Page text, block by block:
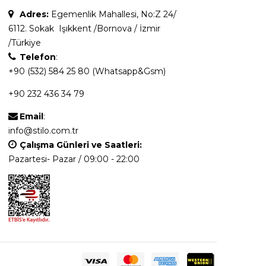
Lütfen Satın alma İle ilgili bu açıklamada
sorularınız varsa bizimle iletişime geçmekten
çekinmeyin ;
Eposta : info@ayakkabitutkusu.com
Whatsaap&Tel : +90 532 584 25 80
Adres: Egemenlik Mahallesi, No:Z 24/
6112. Sokak Işıkkent /Bornova / İzmir
/Türkiye
Telefon:
+90 (532) 584 25 80 (Whatsapp&Gsm)
+90 232 436 34 79
Email:
info@stilo.com.tr
Çalışma Günleri ve Saatleri:
Pazartesi- Pazar / 09:00 - 22:00